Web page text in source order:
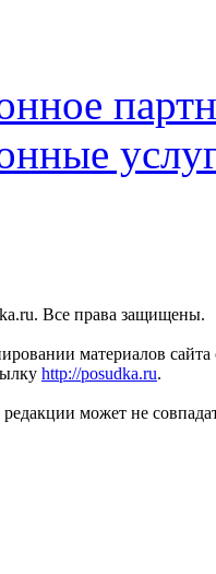
Все права защищены.
материалов сайта
http://posudka.ru.
может не